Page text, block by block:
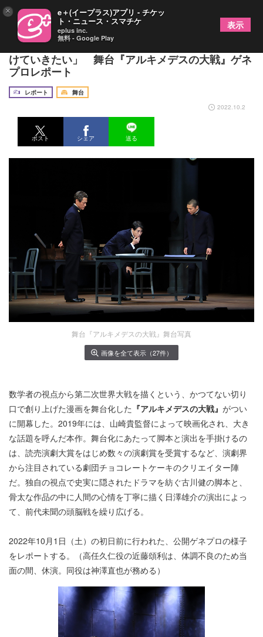
鈴木拡樹、2年越しの開幕に「精一杯、最後まで届
けていきたい」 舞台『アルキメデスの大戦』ゲネ
プロレポート
レポート
舞台
2022.10.2
ポスト シェア 送る
舞台『アルキメデスの大戦』舞台写真
画像を全て表示（27件）
数学者の視点から第二次世界大戦を描くという、かつてない切り
口で創り上げた漫画を舞台化した 『アルキメデスの大戦』 がつい
に開幕した。2019年には、山崎貴監督によって映画化され、大き
な話題を呼んだ本作。舞台化にあたって脚本と演出を手掛けるの
は、読売演劇大賞をはじめ数々の演劇賞を受賞するなど、演劇界
から注目されている劇団チョコレートケーキのクリエイター陣
だ。独自の視点で史実に隠されたドラマを紡ぐ古川健の脚本と、
骨太な作品の中に人間の心情を丁寧に描く日澤雄介の演出によっ
て、前代未聞の頭脳戦を繰り広げる。
2022年10月1日（土）の初日前に行われた、公開ゲネプロの様子
をレポートする。（高任久仁役の近藤頌利は、体調不良のため当
面の間、休演。同役は神澤直也が務める）
× e＋(イープラス)アプリ - チケッ
ト・ニュース・スマチケ
eplus inc.
無料 - Google Play
表示